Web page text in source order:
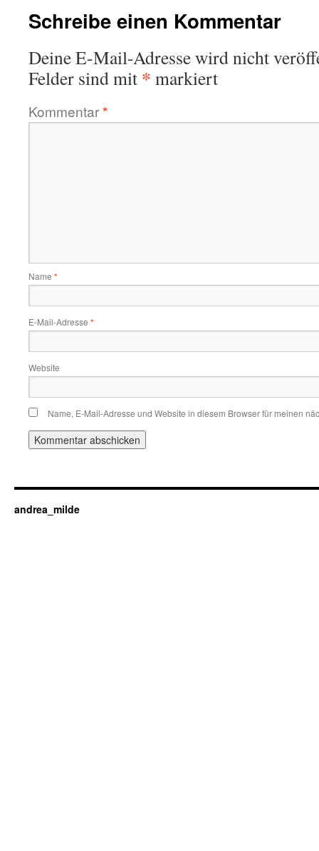
Schreibe einen Kommentar
Deine E-Mail-Adresse wird nicht
Felder sind mit * markiert
Kommentar*
Name *
E-Mail-Adresse *
Website
Name, E-Mail-Adresse und Website in diesem Browser für meinen
andrea_milde